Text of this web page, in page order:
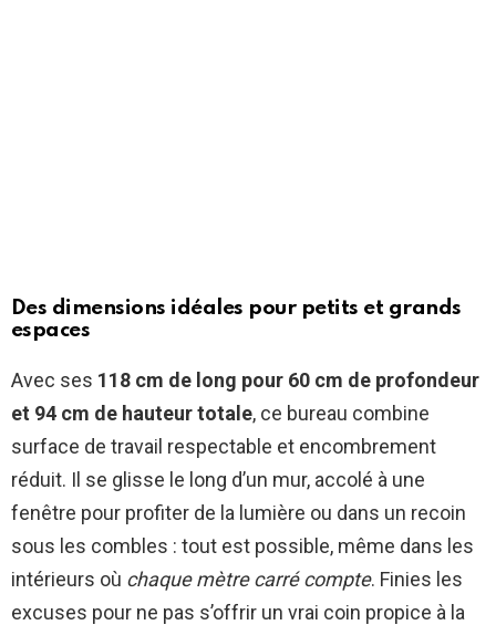
Des dimensions idéales pour petits et grands
espaces
Avec ses 118 cm de long pour 60 cm de profondeur
et 94 cm de hauteur totale, ce bureau combine
surface de travail respectable et encombrement
réduit. Il se glisse le long d’un mur, accolé à une
fenêtre pour profiter de la lumière ou dans un recoin
sous les combles : tout est possible, même dans les
intérieurs où chaque mètre carré compte. Finies les
excuses pour ne pas s’offrir un vrai coin propice à la